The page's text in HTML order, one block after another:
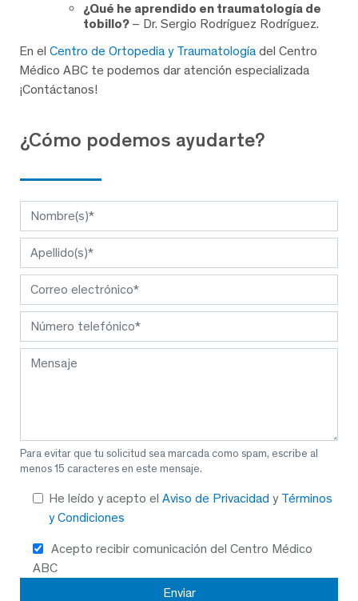
¿Qué he aprendido en traumatología de
tobillo? – Dr. Sergio Rodríguez Rodríguez.
En el Centro de Ortopedia y Traumatología del Centro
Médico ABC te podemos dar atención especializada
¡Contáctanos!
¿Cómo podemos ayudarte?
Para evitar que tu solicitud sea marcada como spam, escribe al
menos 15 caracteres en este mensaje.
He leído y acepto el Aviso de Privacidad y Términos
y Condiciones
Acepto recibir comunicación del Centro Médico
ABC